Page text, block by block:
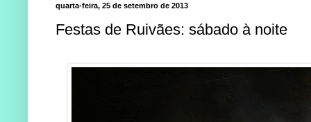
quarta-feira, 25 de setembro de 2013
Festas de Ruivães: sábado à noite